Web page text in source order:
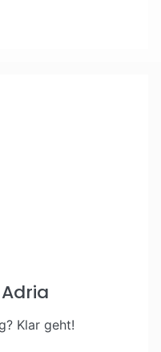
Klar geht!